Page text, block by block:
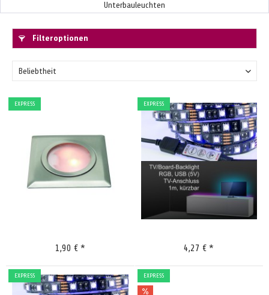
Unterbauleuchten
Filteroptionen
EXPRESS
Merken
1,90 € *
EXPRESS
Merken
4,27 € *
EXPRESS EXPRESS